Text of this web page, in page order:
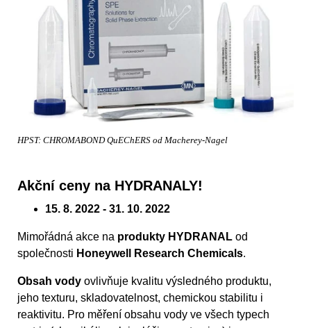
HPST: CHROMABOND QuEChERS od Macherey-Nagel
Akční ceny na HYDRANALY!
15. 8. 2022 - 31. 10. 2022
Mimořádná akce na produkty HYDRANAL od
společnosti Honeywell Research Chemicals.
Obsah vody ovlivňuje kvalitu výsledného produktu,
jeho texturu, skladovatelnost, chemickou stabilitu i
reaktivitu. Pro měření obsahu vody ve všech typech